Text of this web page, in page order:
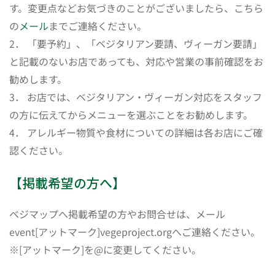
す。変更点などお気づきのことがございましたら、こちら
のメールまでご連絡ください。
2． 「要予約」、「ベジタリアン要請、ヴィーガン要請」
と記載のないお店であっても、対応や営業の事前確認をお
勧めします。
3． お店では、ベジタリアン・ヴィーガン対応をスタッフ
の方に伝えてからメニューを選ぶことをお勧めします。
4． アレルギー物質や食材についての詳細は各お店にご確
認ください。
【掲載希望の方へ】
ベジマップへ掲載希望の方やお問合せは、メール
event[アットマーク]vegeproject.orgへご連絡ください。
※[アットマーク]を@に変更してください。